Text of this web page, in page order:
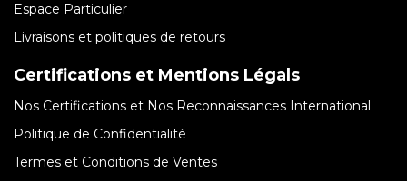
Espace Particulier
Livraisons et politiques de retours
Certifications et Mentions Légals
Nos Certifications et Nos Reconnaissances International
Politique de Confidentialité
Termes et Conditions de Ventes